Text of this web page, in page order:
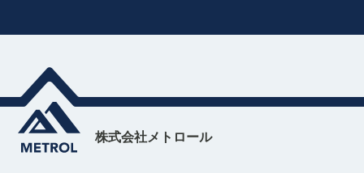
株式会社メトロール